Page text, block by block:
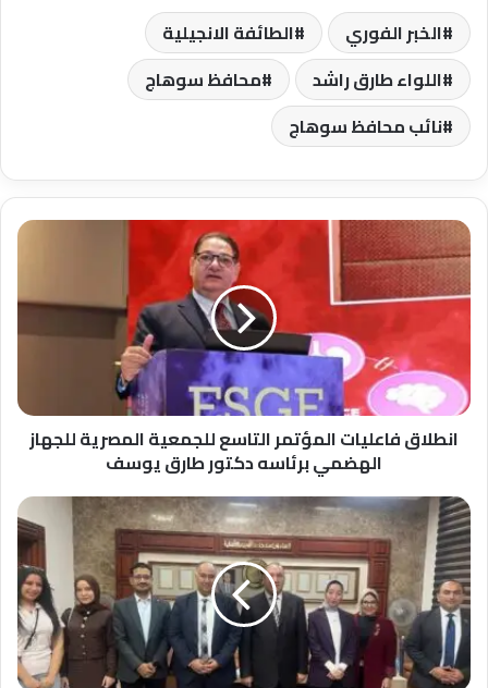
الخبر الفوري
الطائفة الانجيلية
اللواء طارق راشد
محافظ سوهاج
نائب محافظ سوهاج
انطلاق
فاعليات
المؤتمر
التاسع
للجهاز
الهضمي
برئاسه
دكتور
انطلاق فاعليات المؤتمر التاسع للجمعية المصرية للجهاز
الهضمي برئاسه دكتور طارق يوسف
جامعة
أسيوط
الأهلية
تنظم
ورشة
تعريفية
حول
مبادرة